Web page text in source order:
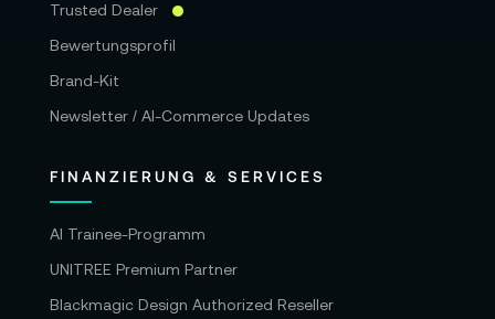
Trusted Dealer
Bewertungsprofil
Brand-Kit
Newsletter / AI-Commerce Updates
FINANZIERUNG & SERVICES
AI Trainee-Programm
UNITREE Premium Partner
Blackmagic Design Authorized Reseller